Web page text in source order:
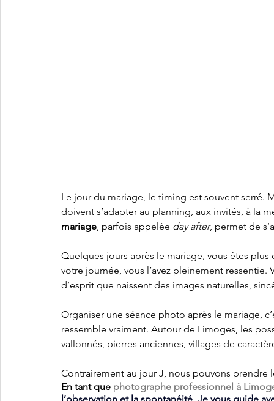
Le jour du mariage, le timing est souvent
doivent s’adapter au planning, aux invités, à la
mariage, parfois appelée day after, permet de
Quelques jours après le mariage, vous êtes
votre journée, vous l’avez pleinement
d’esprit que naissent des images naturelles,
Organiser une séance photo après le mariage,
ressemble vraiment. Autour de Limoges, les
vallonnés, pierres anciennes, villages de
Contrairement au jour J, nous pouvons
En tant que photographe professionnel à